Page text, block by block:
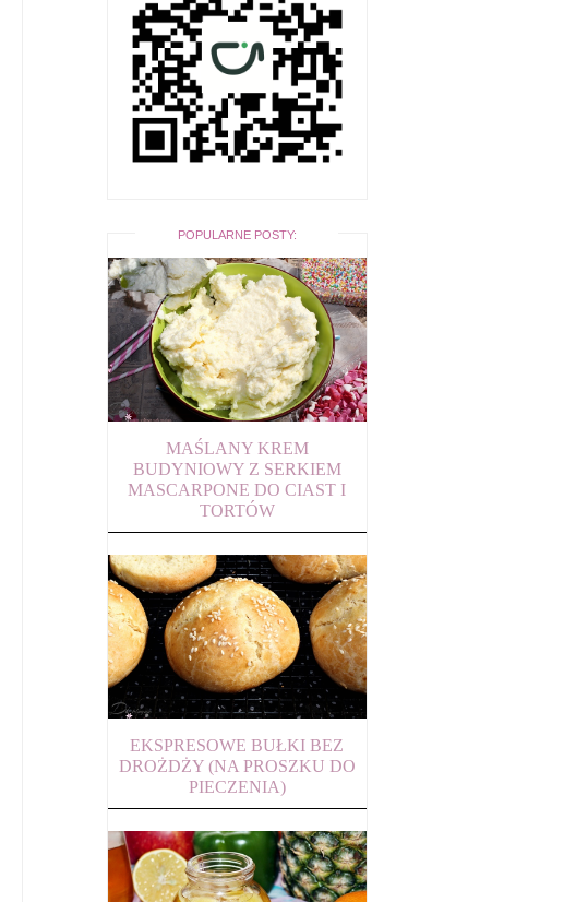
POPULARNE POSTY:
MAŚLANY KREM
BUDYNIOWY Z SERKIEM
MASCARPONE DO CIAST I
TORTÓW
EKSPRESOWE BUŁKI BEZ
DROŻDŻY (NA PROSZKU DO
PIECZENIA)